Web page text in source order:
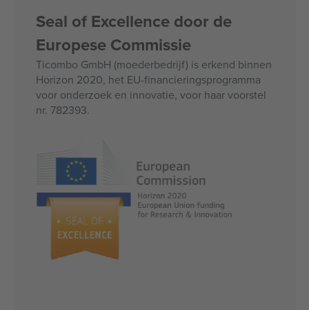
Seal of Excellence door de
Europese Commissie
Ticombo GmbH (moederbedrijf) is erkend binnen
Horizon 2020, het EU-financieringsprogramma
voor onderzoek en innovatie, voor haar voorstel
nr. 782393.